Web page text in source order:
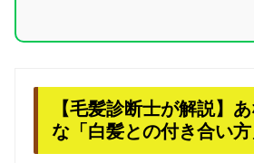
【毛髪診断士が解説】
な「白髪との付き合い